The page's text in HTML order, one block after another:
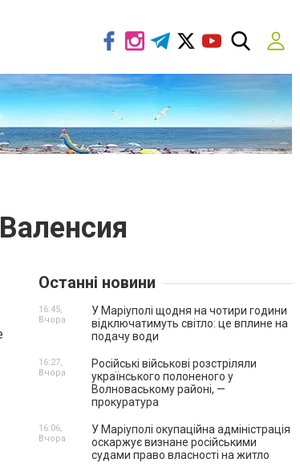
Останні новини
У Маріуполі щодня на чотири години
відключатимуть світло: це вплине на
подачу води
16:45,
Вчора
Російські військові розстріляли
українського полоненого у
Волноваському районі, —
прокуратура
16:27,
Вчора
У Маріуполі окупаційна адміністрація
оскаржує визнане російськими
судами право власності на житло
16:06,
Вчора